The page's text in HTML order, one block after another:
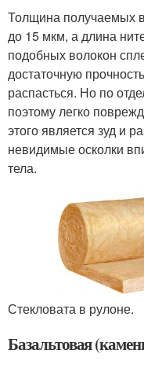
Толщина получаемых
до 15 мкм, а длина
подобных волокон
достаточную
распасться. Но по
поэтому легко
этого является зуд и
невидимые осколки
тела.
Стекловата в рулоне.
Базальтовая